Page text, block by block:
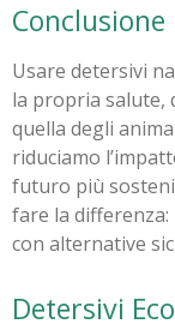
Conclusione
Usare detersivi
la propria salute,
quella degli
riduciamo
futuro più
fare la
con alternative
Detersivi